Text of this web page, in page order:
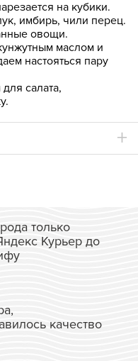
на кубики.
имбирь, чили перец.
овощи.
маслом и
настояться пару
салата,
только
Курьер до
качество